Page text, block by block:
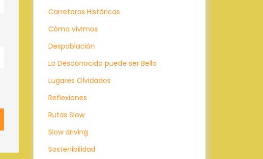
Carreteras Históricas
Cómo vivimos
Despoblación
Lo Desconocido puede ser Bello
Lugares Olvidados
Reflexiones
Rutas Slow
Slow driving
Sostenibilidad